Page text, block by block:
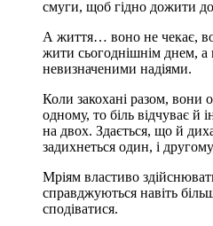
смуги, щоб гідно дожити
А життя… воно не чекає,
жити сьогоднішнім днем, а
невизначеними надіями.
Коли закохані разом, вони
одному, то біль відчуває й
на двох. Здається, що й
задихнеться один, і
Мріям властиво
справджуються навіть
сподіватися.